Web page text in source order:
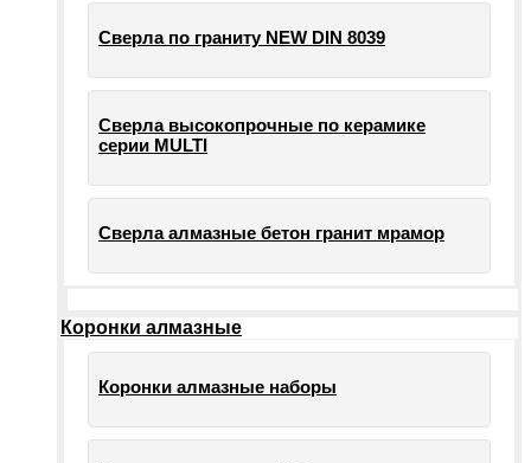
Сверла по граниту NEW DIN 8039
Сверла высокопрочные по керамике
серии MULTI
Сверла алмазные бетон гранит мрамор
Коронки алмазные
Коронки алмазные наборы